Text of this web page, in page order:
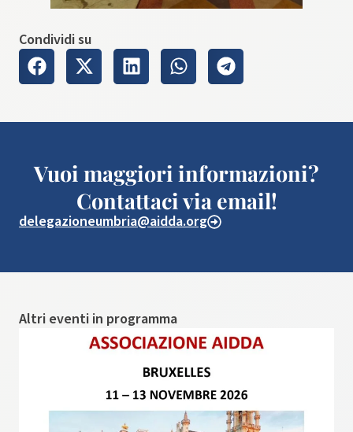
Condividi su
Vuoi maggiori informazioni?
Contattaci via email!
delegazioneumbria@aidda.org
Altri eventi in programma